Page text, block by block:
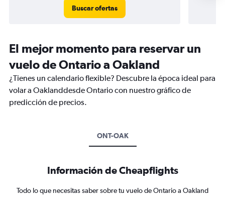
Buscar ofertas
El mejor momento para reservar un
vuelo de Ontario a Oakland
¿Tienes un calendario flexible? Descubre la época ideal para
volar a Oaklanddesde Ontario con nuestro gráfico de
predicción de precios.
ONT-OAK
Información de Cheapflights
Todo lo que necesitas saber sobre tu vuelo de Ontario a Oakland